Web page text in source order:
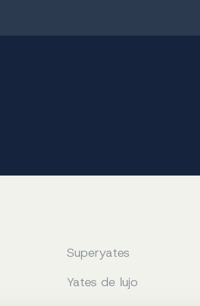
Superyates
Yates de lujo